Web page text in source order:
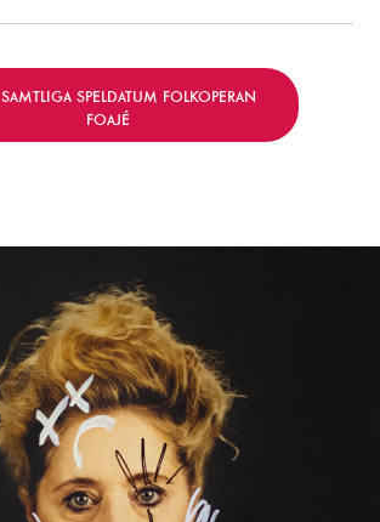
SAMTLIGA SPELDATUM FOLKOPERAN
FOAJÉ